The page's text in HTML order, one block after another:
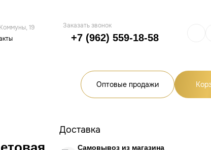
19
Заказать звонок
+7 (962) 559-18-58
Оптовые продажи
Доставка
Самовывоз из магазина